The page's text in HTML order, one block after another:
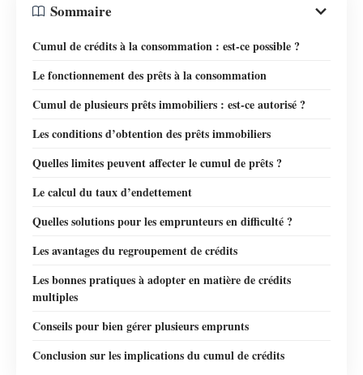
Sommaire
Cumul de crédits à la consommation : est-ce possible ?
Le fonctionnement des prêts à la consommation
Cumul de plusieurs prêts immobiliers : est-ce autorisé ?
Les conditions d’obtention des prêts immobiliers
Quelles limites peuvent affecter le cumul de prêts ?
Le calcul du taux d’endettement
Quelles solutions pour les emprunteurs en difficulté ?
Les avantages du regroupement de crédits
Les bonnes pratiques à adopter en matière de crédits
multiples
Conseils pour bien gérer plusieurs emprunts
Conclusion sur les implications du cumul de crédits